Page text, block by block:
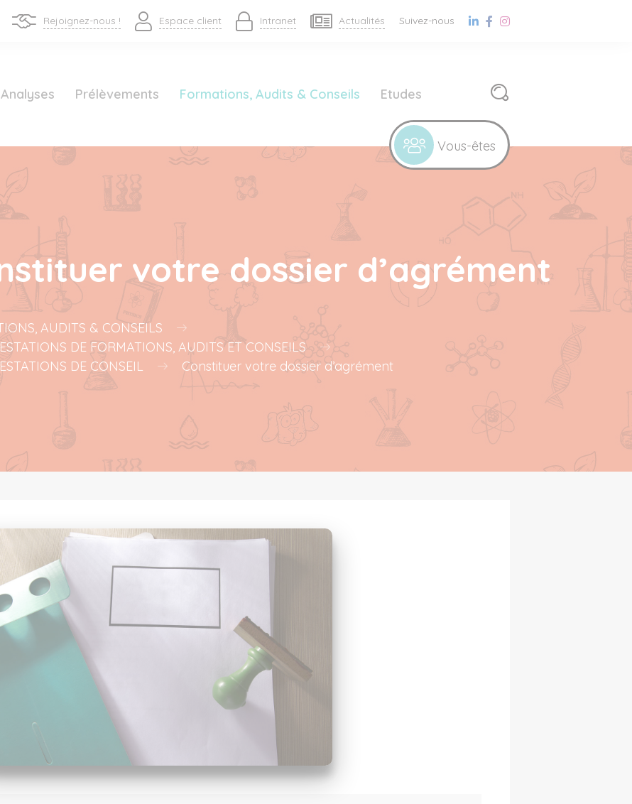
Rejoignez-nous ! Espace client Intranet Actualités Suivez-nous
Analyses Prélèvements Formations, Audits & Conseils Etudes
votre dossier d’agrément
AUDITS & CONSEILS
DE FORMATIONS, AUDITS ET CONSEILS
DE CONSEIL
Constituer votre dossier d’agrément